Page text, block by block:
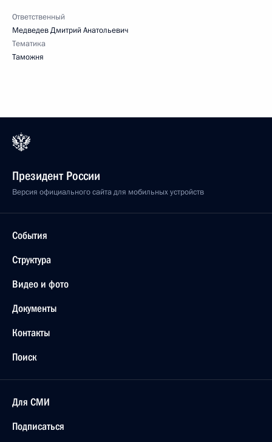
Ответственный
Медведев Дмитрий Анатольевич
Тематика
Таможня
Президент России
Версия официального сайта для мобильных устройств
События
Структура
Видео и фото
Документы
Контакты
Поиск
Для СМИ
Подписаться